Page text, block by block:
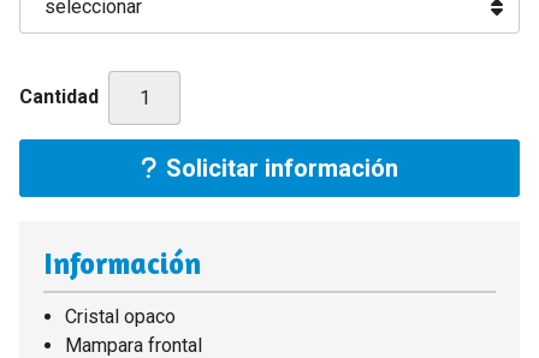
Cantidad
Solicitar información
Información
Cristal opaco
Mampara frontal